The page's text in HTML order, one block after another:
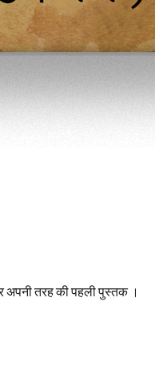
अपनी तरह की पहली पुस्तक ।